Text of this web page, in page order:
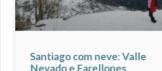
Santiago com neve: Valle
Nevado e Farellones